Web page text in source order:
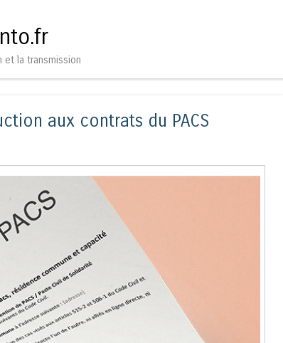
et la transmission
aux contrats du PACS